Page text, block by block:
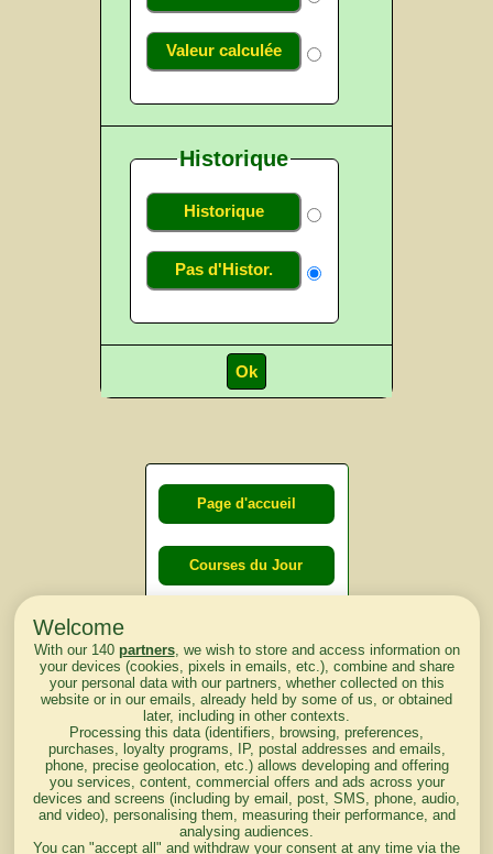
Valeur calculée
Historique
Historique
Pas d'Histor.
Page d'accueil
Courses du Jour
lendemain
Courses
d'aujourd'hui
Haut de Page
Welcome
With our 140 partners, we wish to store and access information on
your devices (cookies, pixels in emails, etc.), combine and share
your personal data with our partners, whether collected on this
website or in our emails, already held by some of us, or obtained
later, including in other contexts.
Processing this data (identifiers, browsing, preferences,
purchases, loyalty programs, IP, postal addresses and emails,
phone, precise geolocation, etc.) allows developing and offering
you services, content, commercial offers and ads across your
devices and screens (including by email, post, SMS, phone, audio,
and video), personalising them, measuring their performance, and
analysing audiences.
You can "accept all" and withdraw your consent at any time via the